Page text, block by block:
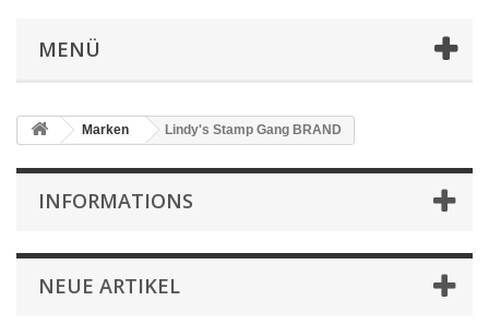
MENÜ
Marken Lindy's Stamp Gang BRAND
INFORMATIONS
NEUE ARTIKEL